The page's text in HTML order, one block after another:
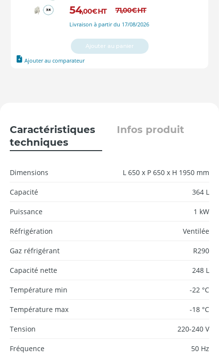
54,00€HT 71,00€HT
Livraison à partir du 17/08/2026
Ajouter au comparateur
Ajouter au panier
Caractéristiques
techniques
Infos produit
Dimensions L 650 x P 650 x H 1950 mm
Capacité 364 L
Puissance 1 kW
Réfrigération Ventilée
Gaz réfrigérant R290
Capacité nette 248 L
Température min -22 °C
Température max -18 °C
Tension 220-240 V
Fréquence 50 Hz